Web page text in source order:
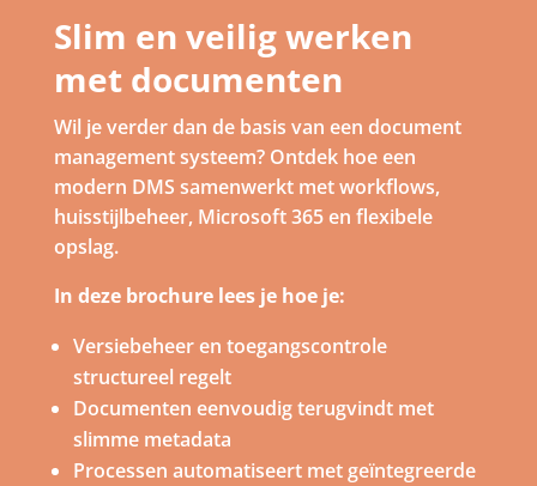
Slim en veilig werken
met documenten
Wil je verder dan de basis van een document
management systeem? Ontdek hoe een
modern DMS samenwerkt met workflows,
huisstijlbeheer, Microsoft 365 en flexibele
opslag.
In deze brochure lees je hoe je:
Versiebeheer en toegangscontrole
structureel regelt
Documenten eenvoudig terugvindt met
slimme metadata
Processen automatiseert met geïntegreerde